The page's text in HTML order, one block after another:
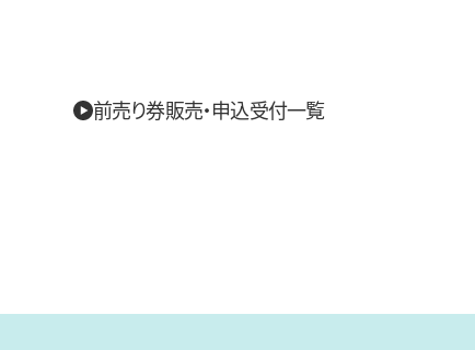
前売り券販売・申込受付一覧